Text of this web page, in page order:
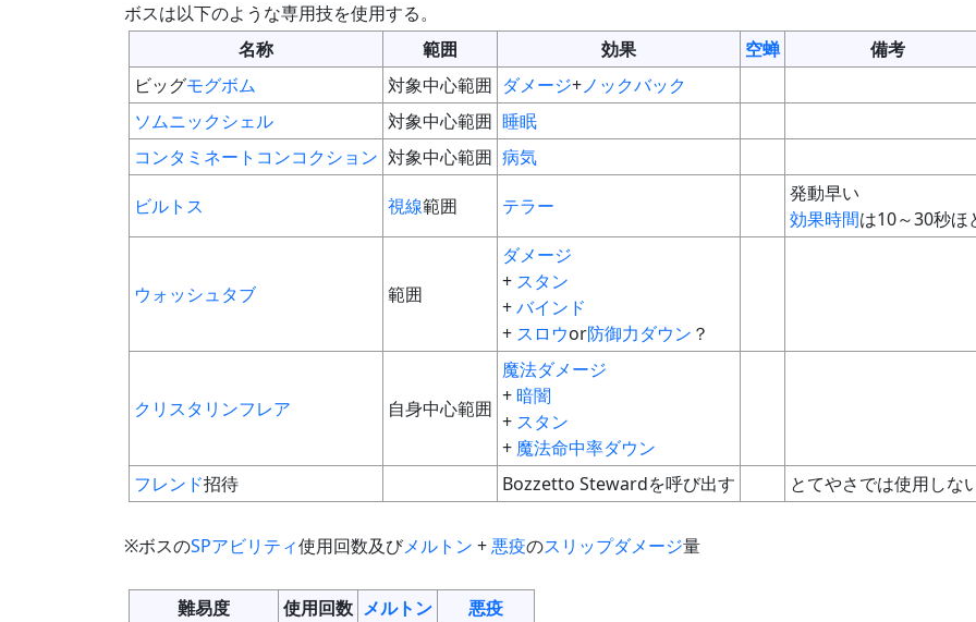
ボスは以下のような専用技を使用する。
名称
範囲 効果 空蝉
備考
ビッグモグボム 対象中心範囲 ダメージ+ノックバック
ソムニックシェル
対象中心範囲 睡眠
コンタミネートコンコクション 対象中心範囲 病気
ビルトス 視線範囲 テラー
発動早い
効果時間は10～30秒ほ
ウォッシュタブ 範囲
ダメージ
+ スタン
+バインド
+ スロウor防御力ダウン ？
クリスタリンフレア 自身中心範囲
魔法ダメージ
+暗闇
+ スタン
+ 魔法命中率ダウン
フレンド招待 Bozzetto Stewardを呼び出す とてやさでは使用しな
※ボスのSPアビリティ使用回数及びメルトン +悪疫のスリップダメージ量
難易度 使用回数 メルトン
悪疫